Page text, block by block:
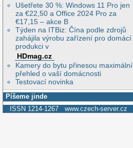
Ušetřete 30 %: Windows 11 Pro jen
za €22,50 a Office 2024 Pro za
€17,15 – akce B
Týden na ITBiz: Čína podle zdrojů
zahájila výrobu zařízení pro domácí
produkci v
HDmag.cz
Kamery do bytu přinesou maximální
přehled o vaší domácnosti
Testovací novinka
Píšeme jinde
ISSN 1214-1267 www.czech-server.cz